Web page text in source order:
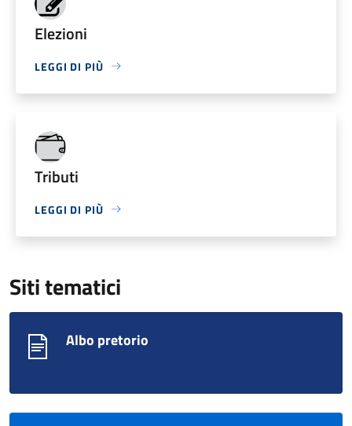
Elezioni
LEGGI DI PIÙ
Tributi
LEGGI DI PIÙ
Siti tematici
Albo pretorio